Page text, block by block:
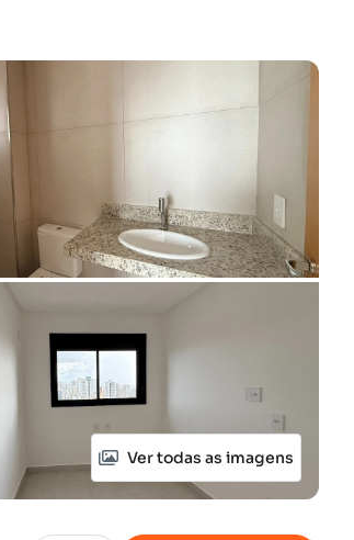
Ver todas as imagens